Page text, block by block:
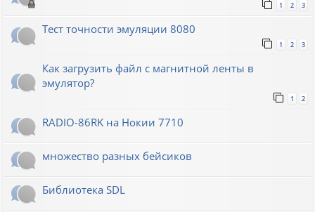
1 2 3
Тест точности эмуляции 8080
1 2 3
Как загрузить файл с магнитной ленты в
эмулятор?
1 2
RADIO-86RK на Нокии 7710
множество разных бейсиков
Библиотека SDL